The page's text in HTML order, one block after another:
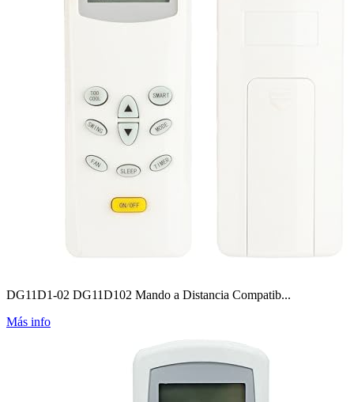
DG11D1-02 DG11D102 Mando a Distancia Compatib...
Más info